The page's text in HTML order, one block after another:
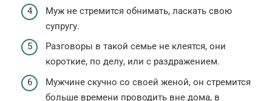
Муж не стремится обнимать, ласкать свою
супругу.
Разговоры в такой семье не клеятся, они
короткие, по делу, или с раздражением.
Мужчине скучно со своей женой, он стремится
больше времени проводить вне дома, в